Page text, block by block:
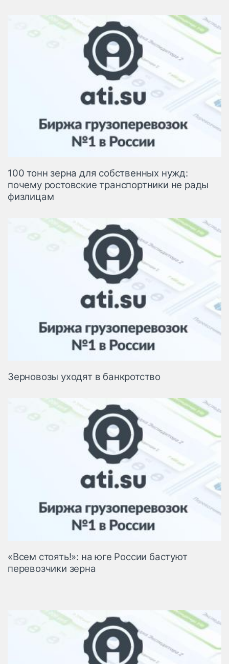
100 тонн зерна для собственных нужд:
почему ростовские транспортники не рады
физлицам
Зерновозы уходят в банкротство
«Всем стоять!»: на юге России бастуют
перевозчики зерна